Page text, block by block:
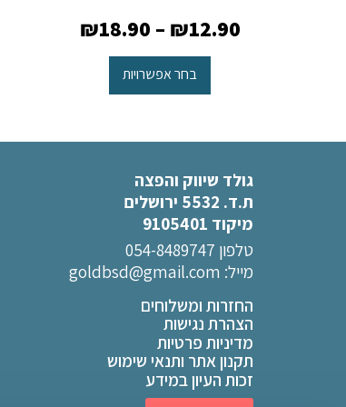
₪12.90
–
₪18.90
בחר אפשרויות
גולד שיווק והפצה
ת.ד. 5532 ירושלים
מיקוד 9105401
טלפון 054-8489747
מייל: goldbsd@gmail.com
החזרות ומשלוחים
הצהרת נגישות
מדיניות פרטיות
תקנון אתר ותנאי שימוש
זכות העיון במידע